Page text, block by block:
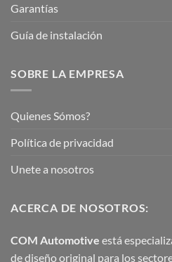
Garantías
Guía de instalación
SOBRE LA EMPRESA
Quienes Sómos?
Política de privacidad
Unete a nosotros
ACERCA DE NOSOTROS:
COM Automotive está
de diseño original para los